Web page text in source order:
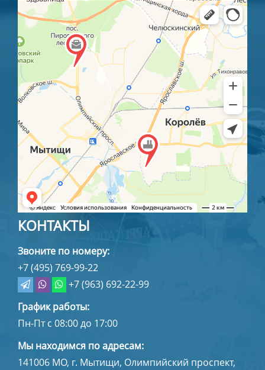
КОНТАКТЫ
Звоните по номеру:
+7 (495) 769-99-22
+7 (963) 692-22-99
График работы:
Пн-Пт с 08:00 до 17:00
Мы находимся по адресам:
141006 МО, г. Мытищи, Олимпийский проспект,